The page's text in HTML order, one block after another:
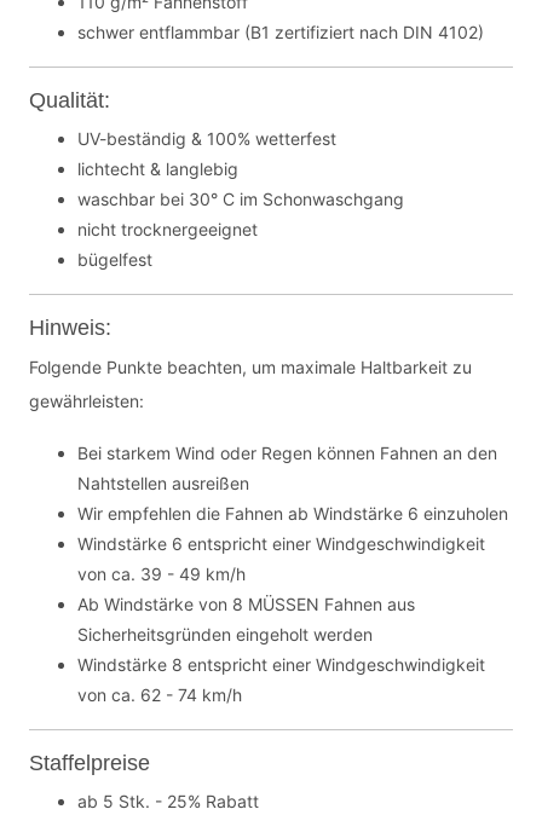
schwer entflammbar (B1 zertifiziert nach DIN 4102)
Qualität:
UV-beständig & 100% wetterfest
lichtecht & langlebig
waschbar bei 30° C im Schonwaschgang
nicht trocknergeeignet
bügelfest
Hinweis:
Folgende Punkte beachten, um maximale Haltbarkeit zu
gewährleisten:
Bei starkem Wind oder Regen können Fahnen an den
Nahtstellen ausreißen
Wir empfehlen die Fahnen ab Windstärke 6 einzuholen
Windstärke 6 entspricht einer Windgeschwindigkeit
von ca. 39 - 49 km/h
Ab Windstärke von 8 MÜSSEN Fahnen aus
Sicherheitsgründen eingeholt werden
Windstärke 8 entspricht einer Windgeschwindigkeit
von ca. 62 - 74 km/h
Staffelpreise
ab 5 Stk. - 25% Rabatt